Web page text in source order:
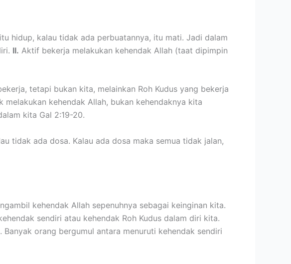
hidup, kalau tidak ada perbuatannya, itu mati. Jadi dalam
II. Aktif bekerja melakukan kehendak Allah (taat dipimpin
tetapi bukan kita, melainkan Roh Kudus yang bekerja
kehendak Allah, bukan kehendaknya kita
kita Gal 2:19-20.
tidak ada dosa. Kalau ada dosa maka semua tidak jalan,
kehendak Allah sepenuhnya sebagai keinginan kita.
sendiri atau kehendak Roh Kudus dalam diri kita.
Banyak orang bergumul antara menuruti kehendak sendiri